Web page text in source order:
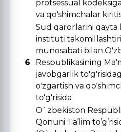
protsessual
va qo'shimchalar
6
Sud qarorlarini qayta
instituti
munosabati bilan
Respublikasining
javobgarlik
o'zgartish va
to'g'risida
O`zbekiston
Qonuni Ta’lim